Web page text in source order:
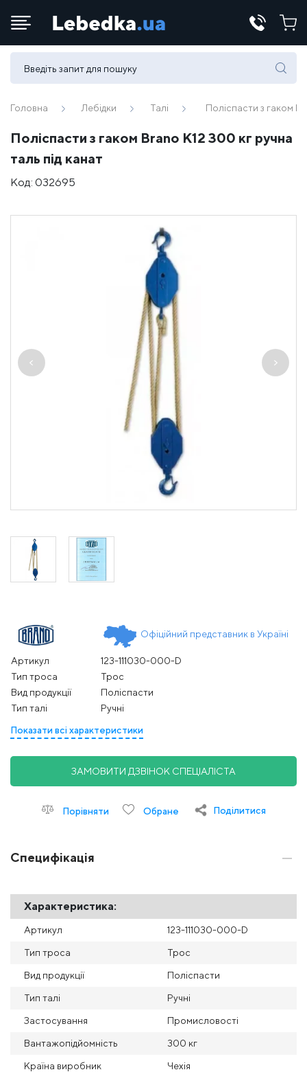
Телефони:
(067) 430 82-15
Головна Лебідки Талі Поліспасти з гаком
Поліспасти з гаком Brano K12 300 кг ручна
таль під канат
Код: 032695
Офіційний представник в Україні
Артикул
123-111030-000-D
Тип троса
Трос
Вид продукції
Поліспасти
Тип талі
Ручні
Показати всі характеристики
ЗАМОВИТИ ДЗВІНОК СПЕЦІАЛІСТА
Порівняти Обране Поділитися
Специфікація
Характеристика:
Артикул 123-111030-000-D
Тип троса Трос
Вид продукції Поліспасти
Тип талі Ручні
Застосування Промисловості
Вантажопідйомність 300 кг
Країна виробник Чехія